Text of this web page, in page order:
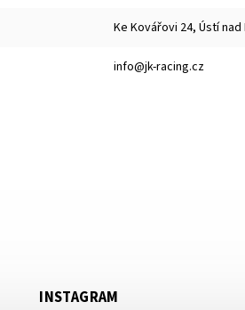
Ke Kovářovi 24, Ústí nad
info@jk-racing.cz
INSTAGRAM